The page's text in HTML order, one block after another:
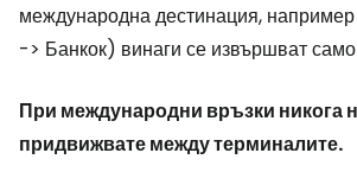
международна дестинация,
-> Банкок) винаги се извършват
При международни връзки никога
придвижвате между терминалите.